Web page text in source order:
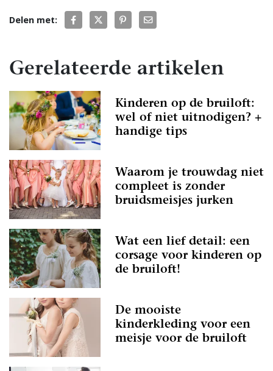
Delen met:
Gerelateerde artikelen
Kinderen op de bruiloft:
wel of niet uitnodigen? +
handige tips
Waarom je trouwdag niet
compleet is zonder
bruidsmeisjes jurken
Wat een lief detail: een
corsage voor kinderen op
de bruiloft!
De mooiste
kinderkleding voor een
meisje voor de bruiloft